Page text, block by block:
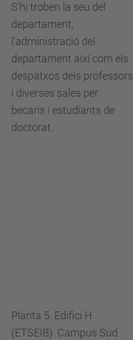
S'hi troben la seu del
departament,
l'administració del
departament així com els
despatxos dels professors
i diverses sales per
becaris i estudiants de
doctorat.
Planta 5. Edifici H
(ETSEIB). Campus Sud